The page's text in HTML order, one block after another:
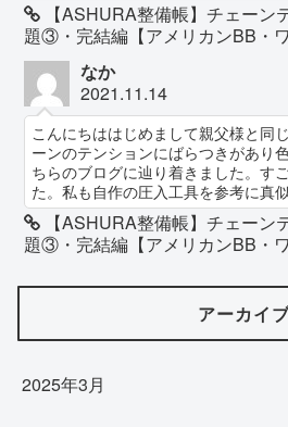
【ASHURA整備帳】チェーン
題③・完結編【アメリカンBB・
なか
2021.11.14
こんにちははじめまして親父様と同
ーンのテンションにばらつきがあり
ちらのブログに辿り着きました。す
た。私も自作の圧入工具を参考に真
【ASHURA整備帳】チェーン
題③・完結編【アメリカンBB・
アーカイ
2025年3月